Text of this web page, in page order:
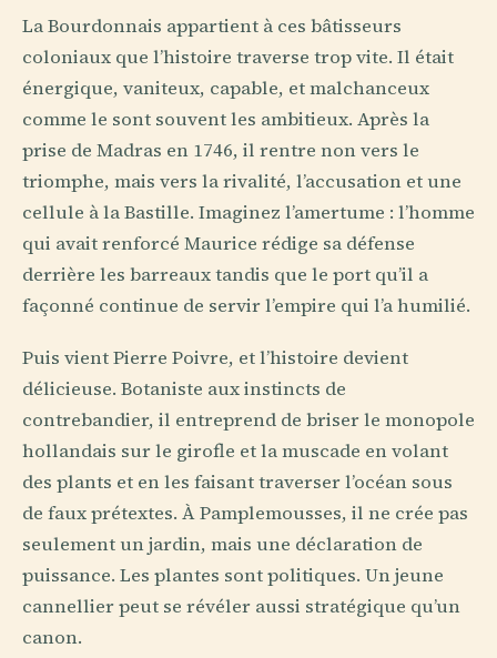
La Bourdonnais appartient à ces bâtisseurs
coloniaux que l’histoire traverse trop vite. Il était
énergique, vaniteux, capable, et malchanceux
comme le sont souvent les ambitieux. Après la
prise de Madras en 1746, il rentre non vers le
triomphe, mais vers la rivalité, l’accusation et une
cellule à la Bastille. Imaginez l’amertume : l’homme
qui avait renforcé Maurice rédige sa défense
derrière les barreaux tandis que le port qu’il a
façonné continue de servir l’empire qui l’a humilié.
Puis vient Pierre Poivre, et l’histoire devient
délicieuse. Botaniste aux instincts de
contrebandier, il entreprend de briser le monopole
hollandais sur le girofle et la muscade en volant
des plants et en les faisant traverser l’océan sous
de faux prétextes. À Pamplemousses, il ne crée pas
seulement un jardin, mais une déclaration de
puissance. Les plantes sont politiques. Un jeune
cannellier peut se révéler aussi stratégique qu’un
canon.